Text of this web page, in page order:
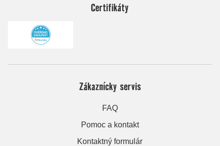
Certifikáty
Zákaznícky servis
FAQ
Pomoc a kontakt
Kontaktný formulár